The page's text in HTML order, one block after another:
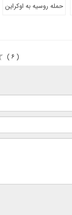
حمله روسیه به اوکراین
( ۶ )